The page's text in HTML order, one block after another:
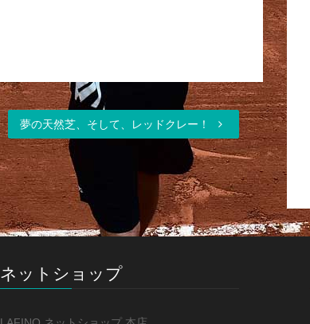
夢の天然芝、そして、レッドクレー！
ネットショップ